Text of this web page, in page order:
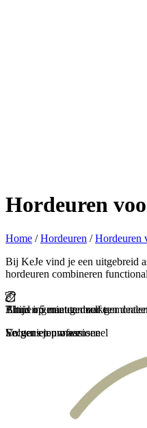
Hordeuren
Home / Hordeuren / Hordeuren
Bij KeJe vind je een uitgebreid
hordeuren combineren
Binnen 5 minuten zelf
En genieten maar
Thuis ingemeten door een
Secuur en professioneel
Altijd op maat gemaakt
Volgens jouw wensen